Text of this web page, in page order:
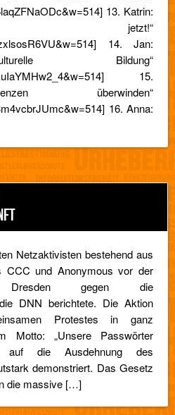
13. Katrin:
jetzt!“
14. Jan:
Bildung“
kuIaYMHw2_4&w=514] 15.
überwinden“
16. Anna:
Netzaktivisten bestehend aus
CCC und Anonymous vor der
Dresden gegen die
DNN berichtete. Die Aktion
Protestes in ganz
Motto: „Unsere Passwörter
auf die Ausdehnung des
demonstriert. Das Gesetz
die massive […]